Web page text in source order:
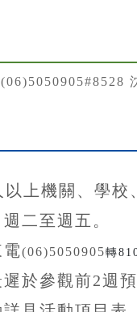
(06)5050905#8528
以上機關、學校
二至週五。
(06)5050905轉
於參觀前2週